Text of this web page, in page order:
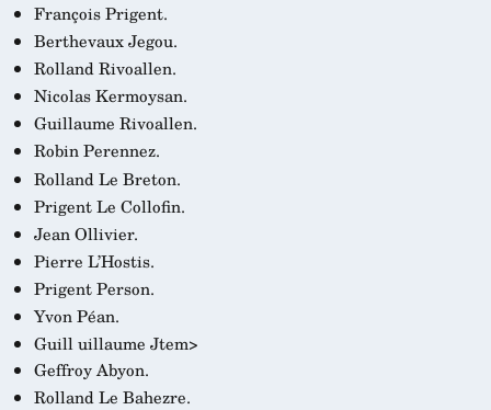
François Prigent.
Berthevaux Jegou.
Rolland Rivoallen.
Nicolas Kermoysan.
Guillaume Rivoallen.
Robin Perennez.
Rolland Le Breton.
Prigent Le Collofin.
Jean Ollivier.
Pierre L’Hostis.
Prigent Person.
Yvon Péan.
Guilluillaume Jtem>
Geffroy Abyon.
Rolland Le Bahezre.